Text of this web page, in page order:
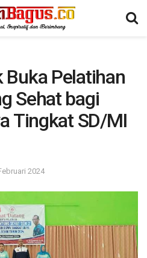
Buka Pelatihan
Sehat bagi
Tingkat SD/MI
2024